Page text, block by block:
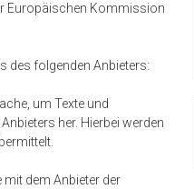
Europäischen Kommission
des folgenden Anbieters:
um Texte und
her. Hierbei werden
dem Anbieter der